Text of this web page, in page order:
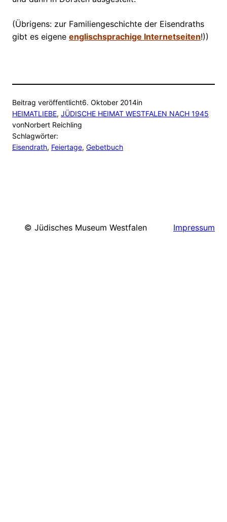
(Übrigens: zur Familiengeschichte der Eisendraths
gibt es eigene englischsprachige Internetseiten!))
Beitrag veröffentlicht6. Oktober 2014in
HEIMATLIEBE, JÜDISCHE HEIMAT WESTFALEN NACH 1945
vonNorbert Reichling
Schlagwörter:
Eisendrath, Feiertage, Gebetbuch
© Jüdisches Museum Westfalen Impressum